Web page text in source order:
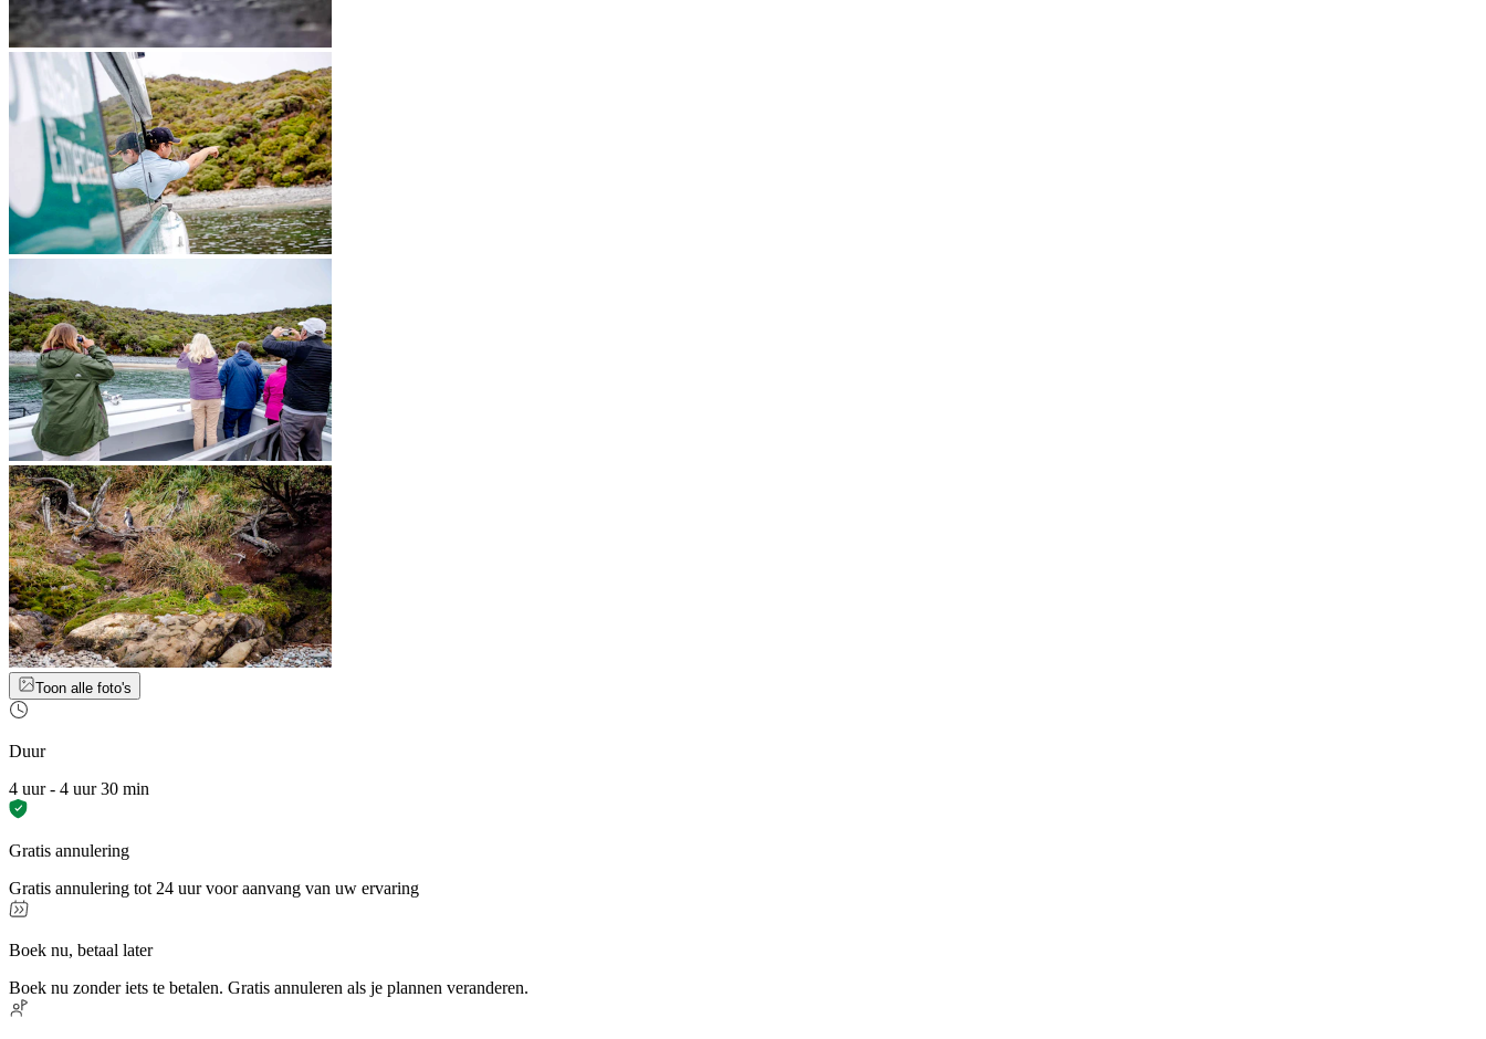
Toon alle foto's
Duur
4 uur - 4 uur 30 min
Gratis annulering
Gratis annulering tot 24 uur voor aanvang van uw ervaring
Boek nu, betaal later
Boek nu zonder iets te betalen. Gratis annuleren als je plannen veranderen.